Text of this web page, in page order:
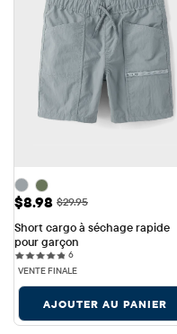
Prix ​​de vente: $8.98
$8.98 Prix ​​d'origine: $29.95
$29.95
Short cargo à séchage rapide
pour garçon
66 reviews
VENTE FINALE
AJOUTER AU PANIER